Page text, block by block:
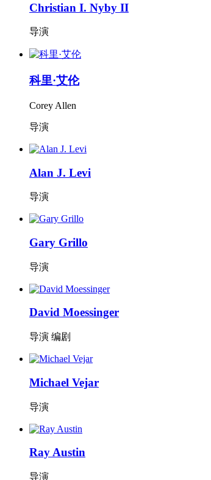
Christian I. Nyby II
导演
科里·艾伦
Corey Allen
导演
Alan J. Levi
导演
Gary Grillo
导演
David Moessinger
导演 编剧
Michael Vejar
导演
Ray Austin
导演